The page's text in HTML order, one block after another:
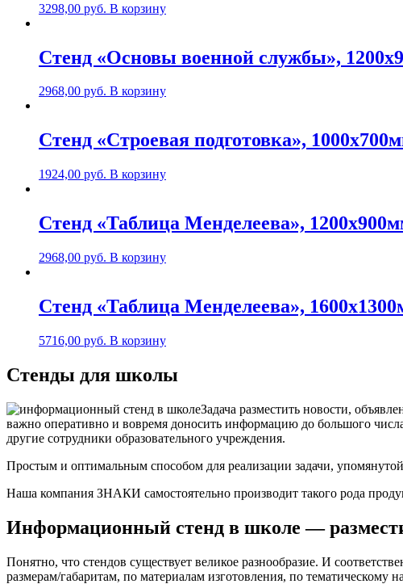
3298,00 руб. В корзину
Стенд «Основы военной службы»,
2968,00 руб. В корзину
Стенд «Строевая подготовка»,
1924,00 руб. В корзину
Стенд «Таблица Менделеева»,
2968,00 руб. В корзину
Стенд «Таблица Менделеева»,
5716,00 руб. В корзину
Стенды для школы
Задача разместить новости,
важно оперативно и вовремя доносить информацию до большого
другие сотрудники образовательного учреждения.
Простым и оптимальным способом для реализации задачи,
Наша компания ЗНАКИ самостоятельно производит такого рода
Информационный стенд в школе —
Понятно, что стендов существует великое разнообразие. И
размерам/габаритам, по материалам изготовления, по